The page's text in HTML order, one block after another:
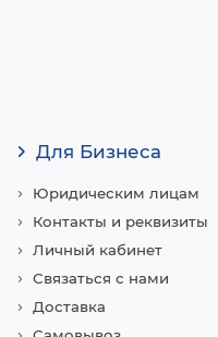
Для Бизнеса
Юридическим лицам
Контакты и реквизиты
Личный кабинет
Связаться с нами
Доставка